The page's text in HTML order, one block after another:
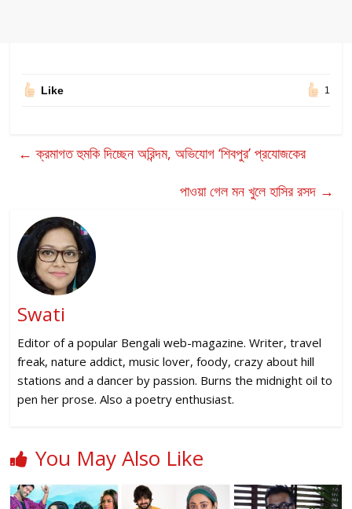
Like 1
← ক্রমাগত হুমকি দিচ্ছেন অরিন্দম, অভিযোগ ‘শিবপুর’ প্রযোজকের
পাওয়া গেল মন খুলে হাসির রসদ →
Swati
Editor of a popular Bengali web-magazine. Writer, travel
freak, nature addict, music lover, foody, crazy about hill
stations and a dancer by passion. Burns the midnight oil to
pen her prose. Also a poetry enthusiast.
You May Also Like